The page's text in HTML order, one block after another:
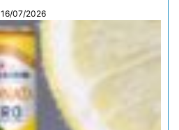
16/07/2026